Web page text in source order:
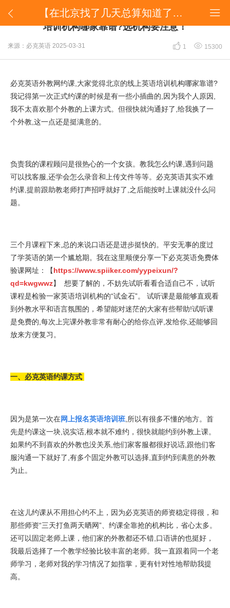
 
【在北京找了几天总算知道了】北京最新线上英语培训机构哪家靠谱?选机构要注意！
【在北京找了几天总算知道了】北京最新线上英语
培训机构哪家靠谱?选机构要注意！
来源：必克英语 2025-03-31  1  15300
必克英语外教网约课,大家觉得北京的线上英语培训机构哪家靠谱?
我记得第一次正式约课的时候是有一些小插曲的,因为我个人原因,
我不太喜欢那个外教的上课方式。但很快就沟通好了,给我换了一
个外教,这一点还是挺满意的。
负责我的课程顾问是很热心的一个女孩。教我怎么约课,遇到问题
可以找客服,还学会怎么录音和上传文件等等。必克英语其实不难
约课,提前跟助教老师打声招呼就好了,之后能按时上课就没什么问
题。
三个月课程下来,总的来说口语还是进步挺快的。平安无事的度过
了学英语的第一个尴尬期。我在这里顺便分享一下必克英语免费体
验课网址：【https://www.spiiker.com/yypeixun/?
qd=kwgwwz】 想要了解的，不妨先试听看看合适自己不，试听
课程是检验一家英语培训机构的“试金石”。 试听课是最能够直观看
到外教水平和语言氛围的，希望能对迷茫的大家有些帮助!试听课
是免费的,每次上完课外教非常有耐心的给你点评,发给你,还能够回
放来方便复习。
一、必克英语约课方式
因为是第一次在网上报名英语培训班 ,所以有很多不懂的地方。首
先是约课这一块,说实话,根本就不难约，很快就能约到外教上课。
如果约不到喜欢的外教也没关系,他们家客服都很好说话,跟他们客
服沟通一下就好了,有多个固定外教可以选择,直到约到满意的外教
为止。
在这儿约课从不用担心约不上，因为必克英语的师资稳定得很，和
那些师资“三天打鱼两天晒网”、约课全靠抢的机构比，省心太多。
还可以固定老师上课，他们家的外教都还不错,口语讲的也挺好，
我最后选择了一个教学经验比较丰富的老师。我一直跟着同一个老
师学习，老师对我的学习情况了如指掌，更有针对性地帮助我提
高。